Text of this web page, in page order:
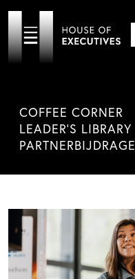
COFFEE CORNER
LEADER'S LIBRARY
PARTNERBIJDRAGE